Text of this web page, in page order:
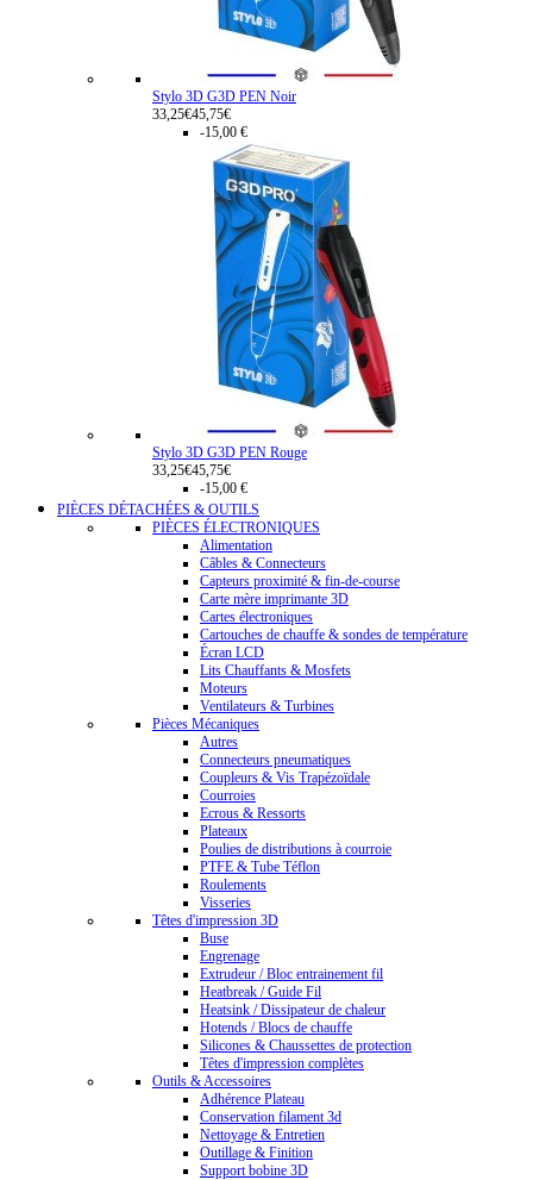
Stylo 3D G3D PEN Noir
33,25€45,75€
-15,00 €
Stylo 3D G3D PEN Rouge
33,25€45,75€
-15,00 €
PIÈCES DÉTACHÉES & OUTILS
PIÈCES ÉLECTRONIQUES
Alimentation
Câbles & Connecteurs
Capteurs proximité & fin-de-course
Carte mère imprimante 3D
Cartes électroniques
Cartouches de chauffe & sondes de température
Écran LCD
Lits Chauffants & Mosfets
Moteurs
Ventilateurs & Turbines
Pièces Mécaniques
Autres
Connecteurs pneumatiques
Coupleurs & Vis Trapézoïdale
Courroies
Ecrous & Ressorts
Plateaux
Poulies de distributions à courroie
PTFE & Tube Téflon
Roulements
Visseries
Têtes d'impression 3D
Buse
Engrenage
Extrudeur / Bloc entrainement fil
Heatbreak / Guide Fil
Heatsink / Dissipateur de chaleur
Hotends / Blocs de chauffe
Silicones & Chaussettes de protection
Têtes d'impression complètes
Outils & Accessoires
Adhérence Plateau
Conservation filament 3d
Nettoyage & Entretien
Outillage & Finition
Support bobine 3D